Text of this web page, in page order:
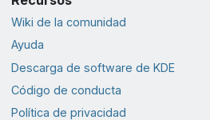
Wiki de la comunidad
Ayuda
Descarga de software de KDE
Código de conducta
Política de privacidad